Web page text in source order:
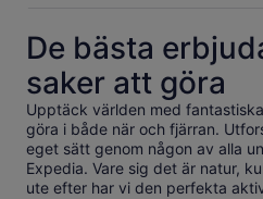
got underway we went to Bertha
of Gentoo Penguins. We then
views and then had a short tour
Lincoln, was friendly, informed
Unfortunately, there are no
was very cold and windy so
De bästa
saker att göra
Upptäck världen med
göra i både när och fjärran.
eget sätt genom någon av alla
Expedia. Vare sig det är natur,
ute efter har vi den perfekta